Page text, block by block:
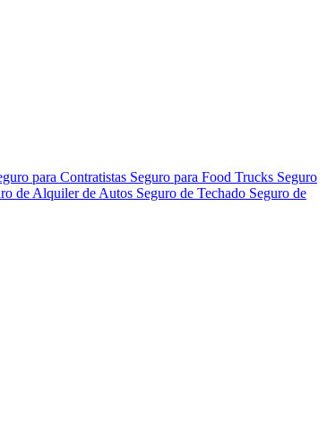
para Contratistas Seguro para Food Trucks Seguro
de Alquiler de Autos Seguro de Techado Seguro de